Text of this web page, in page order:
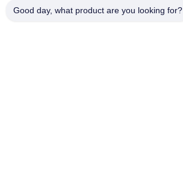
Good day, what product are you looking for?